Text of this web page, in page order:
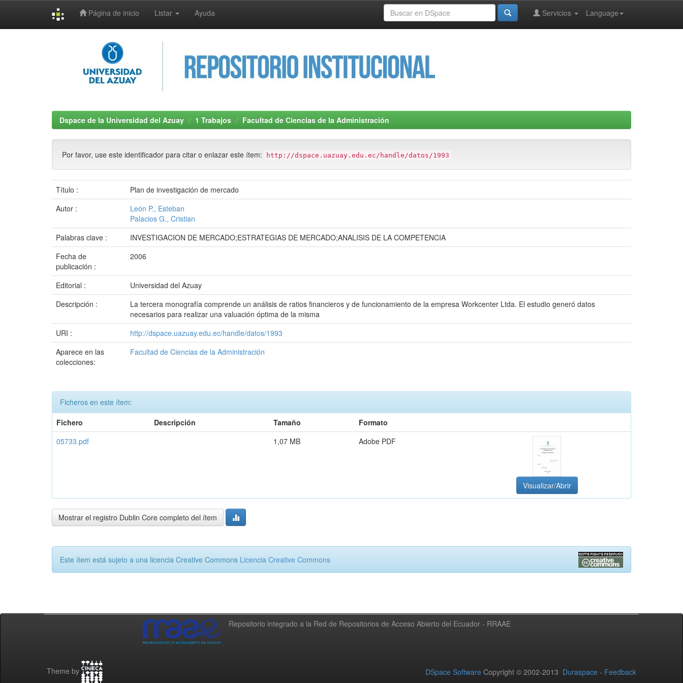
Página de inicio Listar Ayuda Language
Servicios
Dspace de la Universidad del Azuay 1 Trabajos Facultad de Ciencias de la Administración
Por favor, use este identificador para citar o enlazar este ítem: http://dspace.uazuay.edu.ec/handle/datos/1993
Título :
Plan de investigación de mercado
Autor :
León P., Esteban
Palacios G., Cristian
Palabras clave :
INVESTIGACION DE MERCADO;ESTRATEGIAS DE MERCADO;ANALISIS DE LA COMPETENCIA
Fecha de
publicación :
2006
Editorial :
Universidad del Azuay
Descripción :
La tercera monografía comprende un análisis de ratios financieros y de funcionamiento de la empresa Workcenter Ltda. El estudio generó datos
necesarios para realizar una valuación óptima de la misma
URI :
http://dspace.uazuay.edu.ec/handle/datos/1993
Aparece en las
colecciones:
Facultad de Ciencias de la Administración
Ficheros en este ítem:
Fichero
Descripción Tamaño
Formato
05733.pdf
1,07 MB Adobe PDF
Visualizar/Abrir
Mostrar el registro Dublin Core completo del ítem
Este ítem está sujeto a una licencia Creative Commons Licencia Creative Commons
Repositorio integrado a la Red de Repositorios de Acceso Abierto del Ecuador - RRAAE
Theme by DSpace Software Copyright © 2002-2013 Duraspace - Feedback